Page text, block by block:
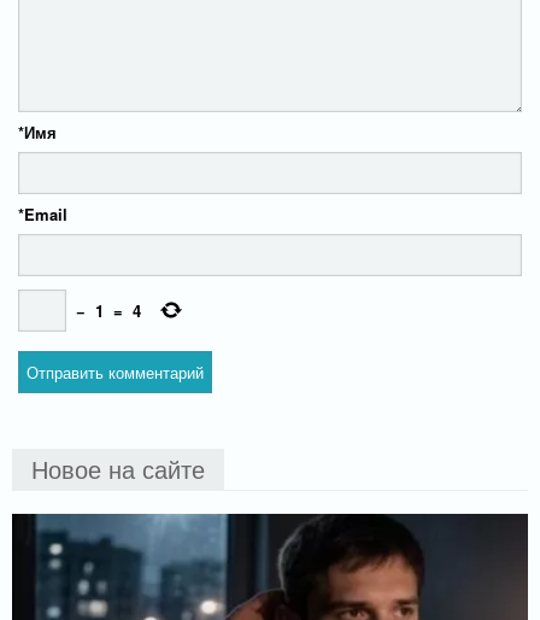
Имя
*
Email
*
− 1 = 4
Новое на сайте